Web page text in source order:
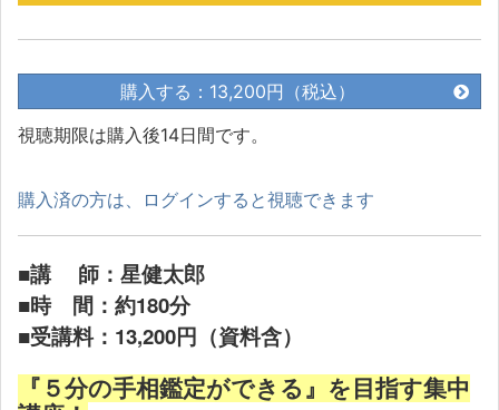
購入する：13,200円（税込）
視聴期限は購入後14日間です。
購入済の方は、ログインすると視聴できます
■講 師：星健太郎
■時 間：約180分
■受講料： 13,200円 （資料含）
『５分の手相鑑定ができる』を目指す集中